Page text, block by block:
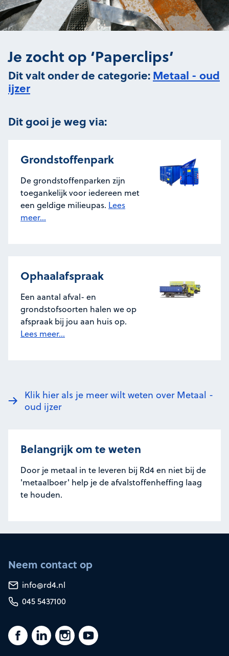
Je zocht op ‘Paperclips’
Dit valt onder de categorie:Metaal - oud
ijzer
Dit gooi je weg via:
Grondstoffenpark
De grondstoffenparken zijn
toegankelijk voor iedereen met
een geldige milieupas. Lees
meer...
Ophaalafspraak
Een aantal afval- en
grondstofsoorten halen we op
afspraak bij jou aan huis op.
Lees meer...
Klik hier als je meer wilt weten over Metaal -
oud ijzer
Belangrijk om te weten
Door je metaal in te leveren bij Rd4 en niet bij de
'metaalboer' help je de afvalstoffenheffing laag
te houden.
Neem contact op
info@rd4.nl
045 5437100